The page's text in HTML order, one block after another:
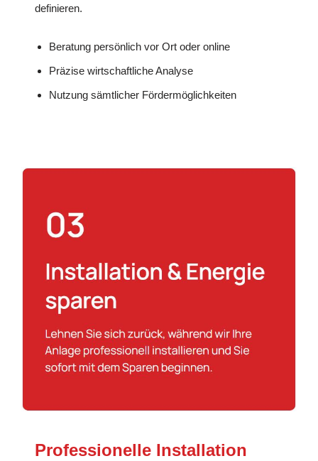
definieren.
Beratung persönlich vor Ort oder online
Präzise wirtschaftliche Analyse
Nutzung sämtlicher Fördermöglichkeiten
Professionelle Installation